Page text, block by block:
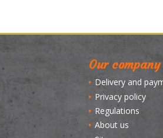
Our company
Delivery and
Privacy policy
Regulations
About us